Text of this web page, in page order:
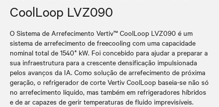
CoolLoop LVZ090
O Sistema de Arrefecimento Vertiv™ CoolLoop LVZ090 é um
sistema de arrefecimento de freecooling com uma capacidade
nominal total de 1540* kW. Foi concebido para ajudar a preparar a
sua infraestrutura para a crescente densificação impulsionada
pelos avanços da IA. Como solução de arrefecimento de próxima
geração, o refrigerador de corte Vertiv CoolLoop baseia-se não só
no arrefecimento líquido, mas também em refrigeradores híbridos
e de ar capazes de gerir temperaturas de fluido imprevisíveis.